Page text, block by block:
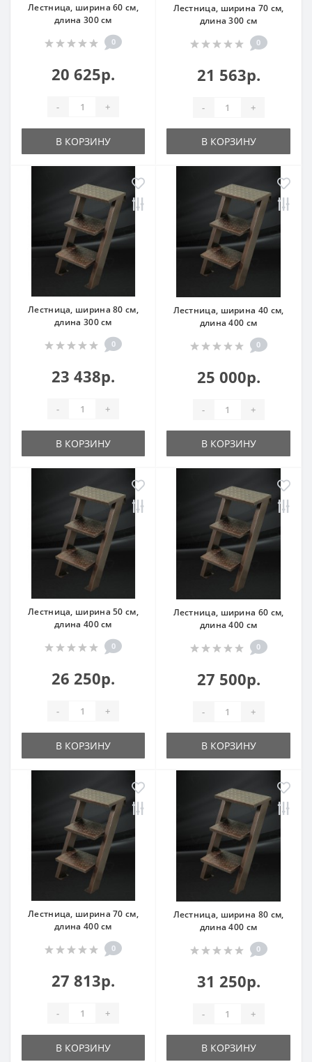
Лестница, ширина 60 см,
длина 300 см
0
20 625р.
- +
В КОРЗИНУ
Лестница, ширина 70 см,
длина 300 см
0
21 563р.
- +
В КОРЗИНУ
Лестница, ширина 80 см,
длина 300 см
0
23 438р.
- +
В КОРЗИНУ
Лестница, ширина 40 см,
длина 400 см
0
25 000р.
- +
В КОРЗИНУ
Лестница, ширина 50 см,
длина 400 см
0
26 250р.
- +
В КОРЗИНУ
Лестница, ширина 60 см,
длина 400 см
0
27 500р.
- +
В КОРЗИНУ
Лестница, ширина 70 см,
длина 400 см
0
27 813р.
- +
В КОРЗИНУ
Лестница, ширина 80 см,
длина 400 см
0
31 250р.
- +
В КОРЗИНУ